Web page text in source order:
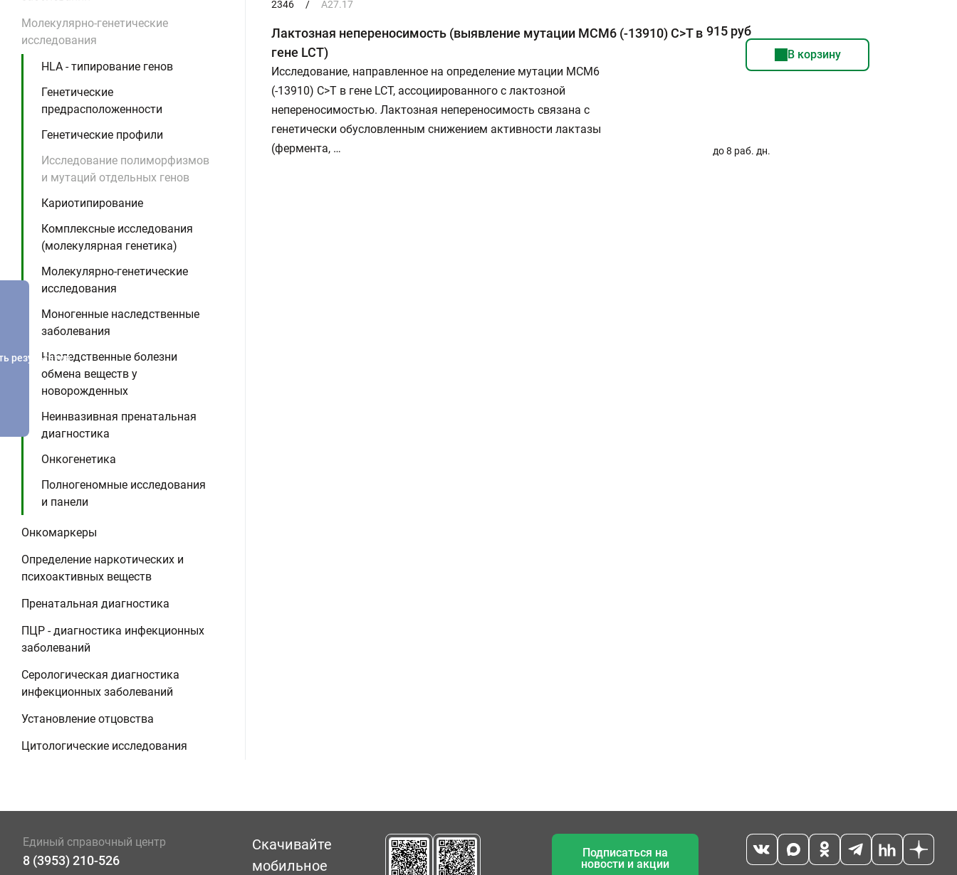
Молекулярно-генетические
исследования
HLA - типирование генов
Генетические
предрасположенности
Генетические профили
Исследование полиморфизмов
и мутаций отдельных генов
Кариотипирование
Комплексные исследования
(молекулярная генетика)
Молекулярно-генетические
исследования
Моногенные наследственные
заболевания
Наследственные болезни
обмена веществ у
новорожденных
Неинвазивная пренатальная
диагностика
Онкогенетика
Полногеномные исследования
и панели
Онкомаркеры
Определение наркотических и
психоактивных веществ
Пренатальная диагностика
ПЦР - диагностика инфекционных
заболеваний
Серологическая диагностика
инфекционных заболеваний
Установление отцовства
Цитологические исследования
2346 / А27.17
Лактозная непереносимость (выявление мутации МСМ6 (-13910) C>T в
гене LCT)
Исследование, направленное на определение мутации МСМ6
(-13910) C>T в гене LCT, ассоциированного с лактозной
непереносимостью. Лактозная непереносимость связана с
генетически обусловленным снижением активности лактазы
(фермента, …
915 руб
В корзину
до 8 раб. дн.
результатов
Единый справочный центр
8 (3953) 210-526
Скачивайте
мобильное
Подписаться на
новости и акции